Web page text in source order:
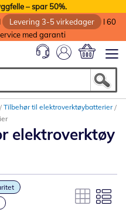
– spar 50%.
Levering 3-5 virkedager
I 60
med garanti
Tilbehør til elektroverktøybatterier
elektroverktøy